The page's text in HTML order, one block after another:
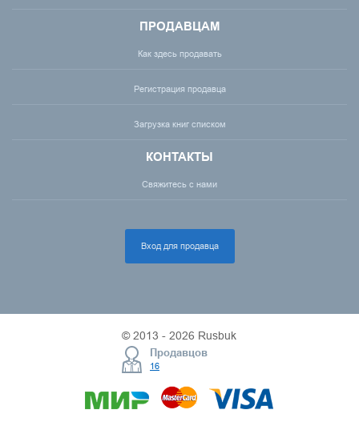
ПРОДАВЦАМ
Как здесь продавать
Регистрация продавца
Загрузка книг списком
КОНТАКТЫ
Свяжитесь с нами
Вход для продавца
© 2013 - 2026 Rusbuk
Продавцов
16